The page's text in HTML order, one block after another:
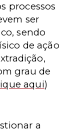
processos
ser
sendo
de ação
grau de
aqui)
a